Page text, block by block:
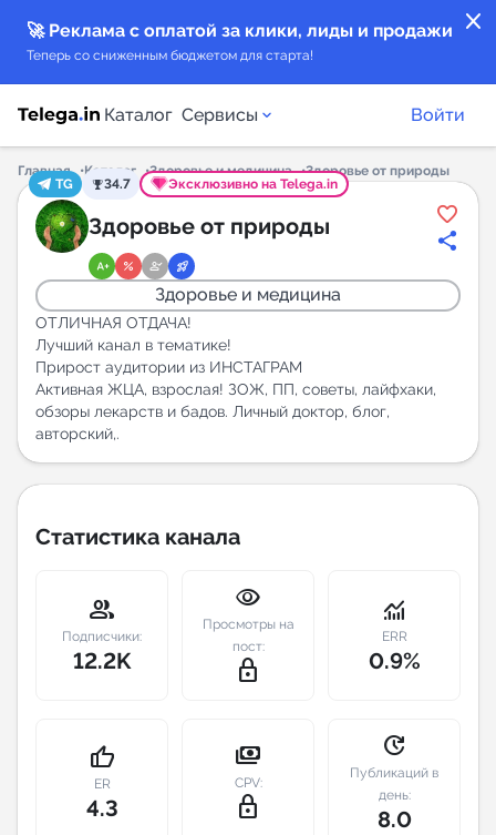
close
🚀 Реклама с оплатой за клики, лиды и продажи
Теперь со сниженным бюджетом для старта!
Каталог Сервисы
Каталог каналов
Каталог ботов
Горящие предложения
Индекс читаемости каналов в Telegram
New
Аналитика MAX каналов
New
Индивидуальное сопровождение
Аналитика Telegram
Войти
Главная Каталог Здоровье и медицина
Здоровье от природы
TG
34.7 Эксклюзивно на Telega.in
Здоровье от природы
Здоровье и медицина
ОТЛИЧНАЯ ОТДАЧА!
Лучший канал в тематике!
Прирост аудитории из ИНСТАГРАМ
Активная ЖЦА, взрослая! ЗОЖ, ПП, советы, лайфхаки,
обзоры лекарств и бадов. Личный доктор, блог,
авторский,.
Статистика канала
group
Подписчики:
12.2K
visibility
Просмотры на
пост:
lock_outline
monitoring
ERR
0.9%
thumb_up
ER
4.3
payments
CPV:
lock_outline
update
Публикаций в
день:
8.0